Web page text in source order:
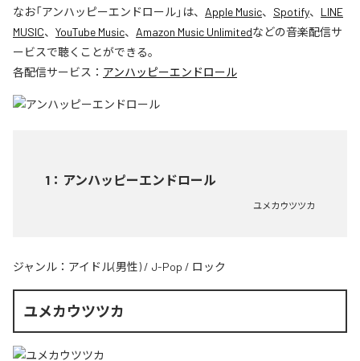
なお「アンハッピーエンドロール」は、 Apple Music、 Spotify、 LINE
MUSIC、 YouTube Music、 Amazon Music Unlimitedなどの音楽配信サ
ービスで聴くことができる。
各配信サービス： アンハッピーエンドロール
1 ： アンハッピーエンドロール
ユメカウツツカ
ジャンル： アイドル(男性) / J-Pop / ロック
ユメカウツツカ